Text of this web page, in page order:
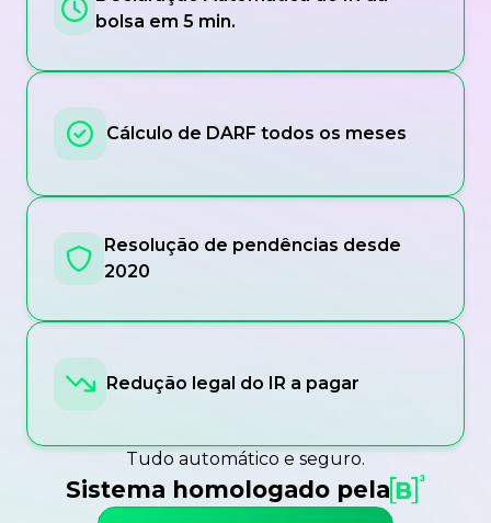
bolsa em 5 min.
Cálculo de DARF todos os meses
Resolução de pendências desde
2020
Redução legal do IR a pagar
Tudo automático e seguro.
Sistema homologado pela